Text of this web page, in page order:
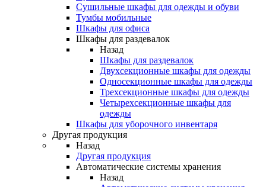
Сушильные шкафы для одежды и обуви
Тумбы мобильные
Шкафы для офиса
Шкафы для раздевалок
Назад
Шкафы для раздевалок
Двухсекционные шкафы для одежды
Односекционные шкафы для одежды
Трехсекционные шкафы для одежды
Четырехсекционные шкафы для
одежды
Шкафы для уборочного инвентаря
Другая продукция
Назад
Другая продукция
Автоматические системы хранения
Назад